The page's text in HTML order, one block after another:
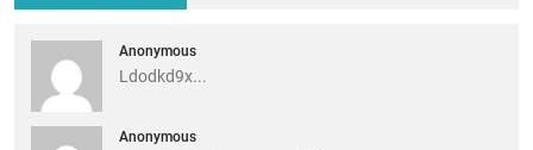
Anonymous
Ldodkd9x...
Anonymous